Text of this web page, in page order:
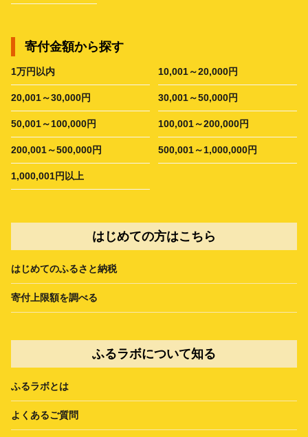
寄付金額から探す
1万円以内 10,001～20,000円
20,001～30,000円 30,001～50,000円
50,001～100,000円 100,001～200,000円
200,001～500,000円 500,001～1,000,000円
1,000,001円以上
はじめての方はこちら
はじめてのふるさと納税
寄付上限額を調べる
ふるラボについて知る
ふるラボとは
よくあるご質問